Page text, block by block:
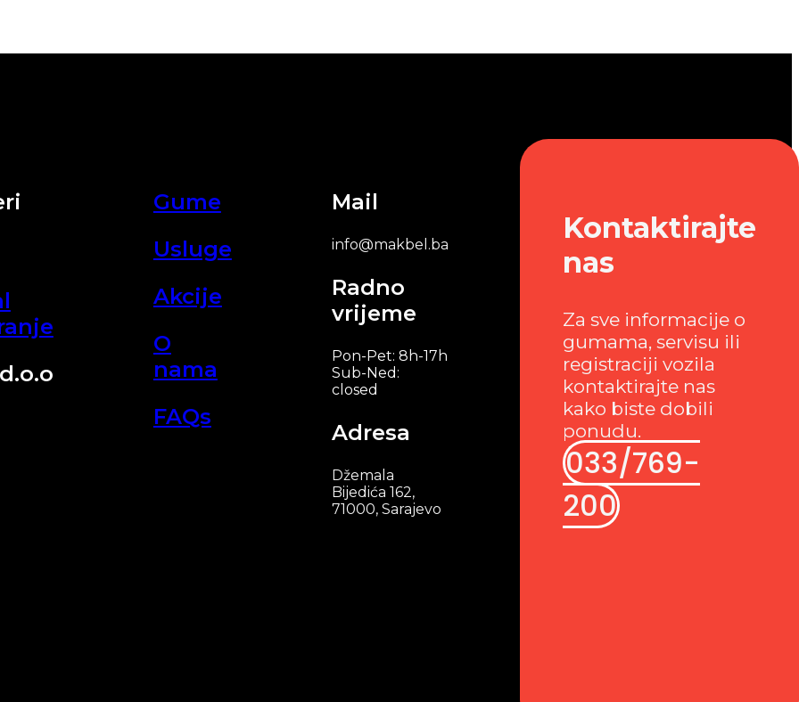
Gume
Usluge
Akcije
O
nama
FAQs
Mail
info@makbel.ba
Radno
vrijeme
Pon-Pet: 8h-17h
Sub-Ned:
closed
Adresa
Džemala
Bijedića 162,
71000, Sarajevo
Kontaktirajte
nas
Za sve informacije o
gumama, servisu ili
registraciji vozila
kontaktirajte nas
kako biste dobili
ponudu.
033/769-
200